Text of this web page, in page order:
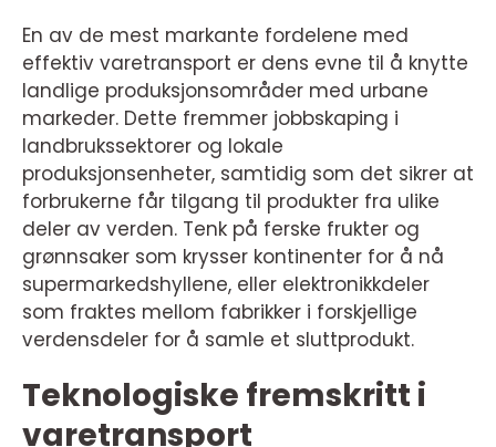
En av de mest markante fordelene med
effektiv varetransport er dens evne til å knytte
landlige produksjonsområder med urbane
markeder. Dette fremmer jobbskaping i
landbrukssektorer og lokale
produksjonsenheter, samtidig som det sikrer at
forbrukerne får tilgang til produkter fra ulike
deler av verden. Tenk på ferske frukter og
grønnsaker som krysser kontinenter for å nå
supermarkedshyllene, eller elektronikkdeler
som fraktes mellom fabrikker i forskjellige
verdensdeler for å samle et sluttprodukt.
Teknologiske fremskritt i
varetransport